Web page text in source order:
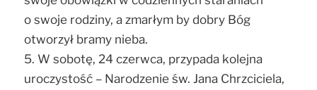
o swoje rodziny, a zmarłym by dobry Bóg
otworzył bramy nieba.
5. W sobotę, 24 czerwca, przypada kolejna
uroczystość – Narodzenie św. Jana Chrzciciela,